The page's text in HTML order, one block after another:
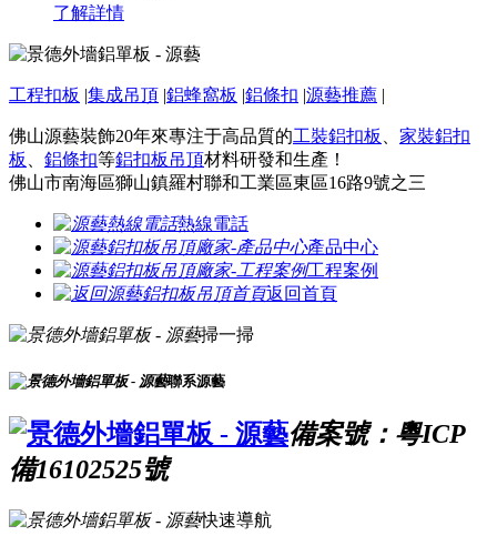
了解詳情
工程扣板 |集成吊頂 |鋁蜂窩板 |鋁條扣 |源藝推薦 |
佛山源藝裝飾20年來專注于高品質的工裝鋁扣板
家裝鋁扣
板
鋁條扣等鋁扣板吊頂材料研發和生產！
佛山市南海區獅山鎮羅村聯和工業區東區16路9號之三
熱線電話
產品中心
工程案例
返回首頁
掃一掃
聯系源藝
備案號：粵ICP
備16102525號
快速導航